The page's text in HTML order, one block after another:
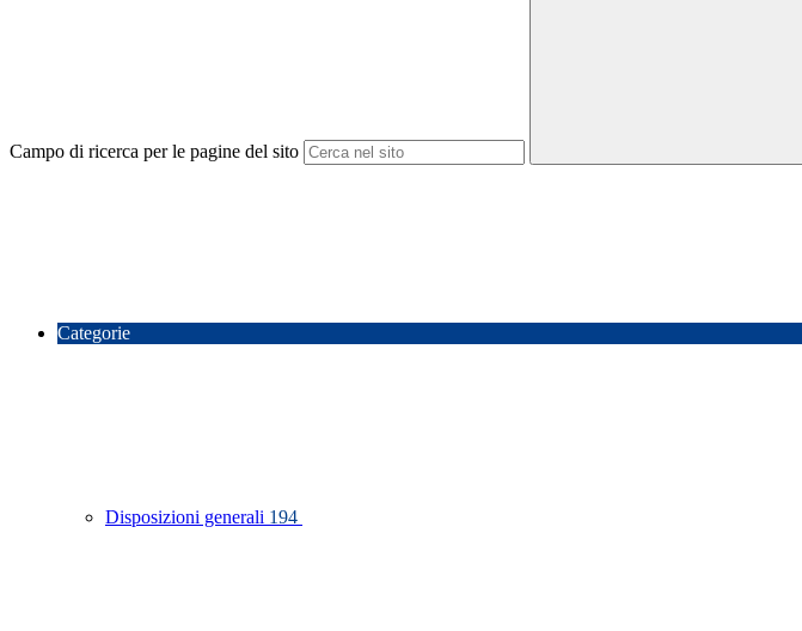
Campo di ricerca per le pagine del sito
Categorie
Disposizioni generali 194